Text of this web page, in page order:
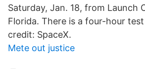
Saturday, Jan. 18, from Launch
Florida. There is a four-hour
credit: SpaceX.
Mete out justice